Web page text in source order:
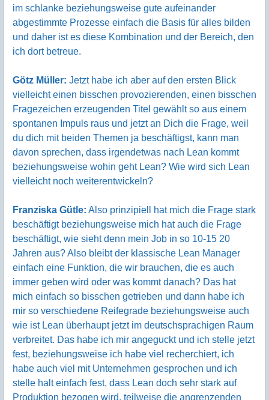
im schlanke beziehungsweise gute aufeinander
abgestimmte Prozesse einfach die Basis für alles bilden
und daher ist es diese Kombination und der Bereich, den
ich dort betreue.
Götz Müller: Jetzt habe ich aber auf den ersten Blick
vielleicht einen bisschen provozierenden, einen bisschen
Fragezeichen erzeugenden Titel gewählt so aus einem
spontanen Impuls raus und jetzt an Dich die Frage, weil
du dich mit beiden Themen ja beschäftigst, kann man
davon sprechen, dass irgendetwas nach Lean kommt
beziehungsweise wohin geht Lean? Wie wird sich Lean
vielleicht noch weiterentwickeln?
Franziska Gütle: Also prinzipiell hat mich die Frage stark
beschäftigt beziehungsweise mich hat auch die Frage
beschäftigt, wie sieht denn mein Job in so 10-15 20
Jahren aus? Also bleibt der klassische Lean Manager
einfach eine Funktion, die wir brauchen, die es auch
immer geben wird oder was kommt danach? Das hat
mich einfach so bisschen getrieben und dann habe ich
mir so verschiedene Reifegrade beziehungsweise auch
wie ist Lean überhaupt jetzt im deutschsprachigen Raum
verbreitet. Das habe ich mir angeguckt und ich stelle jetzt
fest, beziehungsweise ich habe viel recherchiert, ich
habe auch viel mit Unternehmen gesprochen und ich
stelle halt einfach fest, dass Lean doch sehr stark auf
Produktion bezogen wird, teilweise die angrenzenden